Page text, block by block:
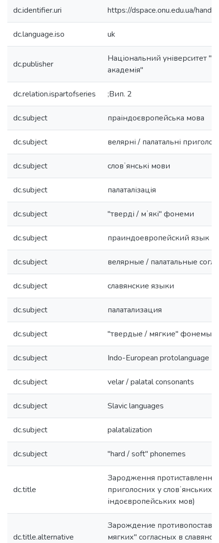
dc.identifier.uri https://dspace.onu.edu.ua/
dc.language.iso uk
dc.publisher
Національний університет
академія"
dc.relation.ispartofseries ;Вип. 2
dc.subject праіндоєвропейська мова
dc.subject велярні / палатальні
dc.subject словʼянські мови
dc.subject палаталізація
dc.subject "тверді / мʼякі" фонеми
dc.subject праиндоевропейский язык
dc.subject велярные / палатальные
dc.subject славянские языки
dc.subject палатализация
dc.subject "твердые / мягкие" фонемы
dc.subject Indo-European protolanguage
dc.subject velar / palatal consonants
dc.subject Slavic languages
dc.subject palatalization
dc.subject "hard / soft" phonemes
dc.title
Зародження протиставлення
приголосних у словʼянських
індоєвропейських мов)
dc.title.alternative
Зарождение
мягких" согласных в